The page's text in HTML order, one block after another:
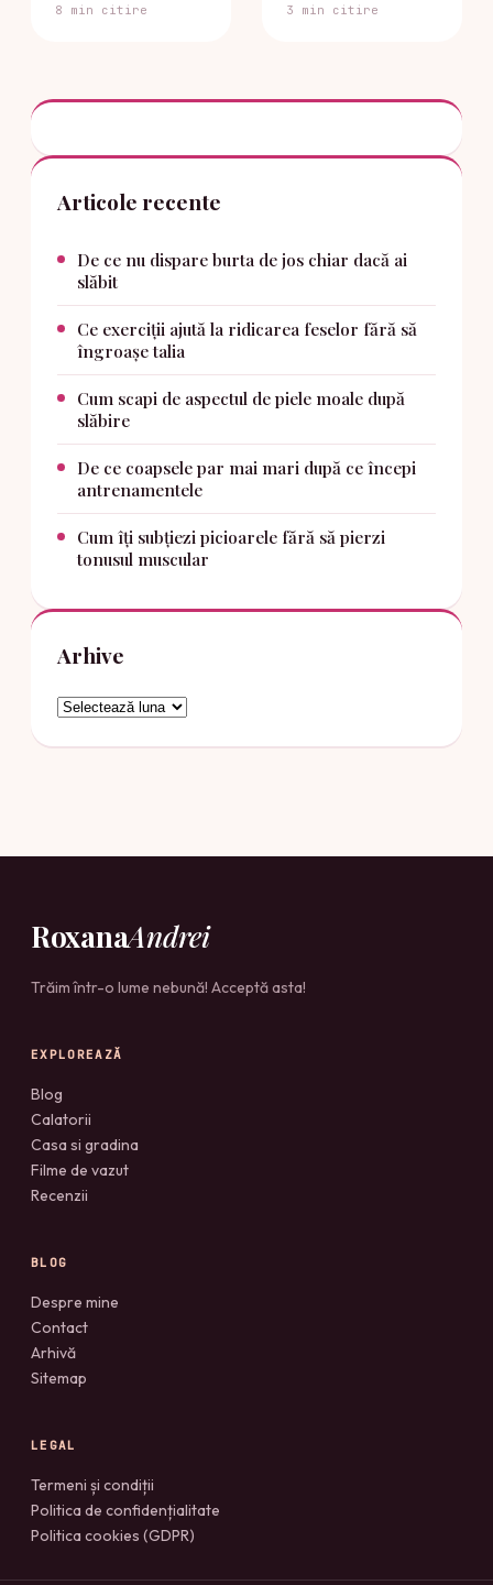
8 min citire
3 min citire
Articole recente
De ce nu dispare burta de jos chiar dacă ai
slăbit
Ce exerciții ajută la ridicarea feselor fără să
îngroașe talia
Cum scapi de aspectul de piele moale după
slăbire
De ce coapsele par mai mari după ce începi
antrenamentele
Cum îți subțiezi picioarele fără să pierzi
tonusul muscular
Arhive
Arhive
RoxanaAndrei
Trăim într-o lume nebună! Acceptă asta!
EXPLOREAZĂ
Blog
Calatorii
Casa si gradina
Filme de vazut
Recenzii
BLOG
Despre mine
Contact
Arhivă
Sitemap
LEGAL
Termeni și condiții
Politica de confidențialitate
Politica cookies (GDPR)